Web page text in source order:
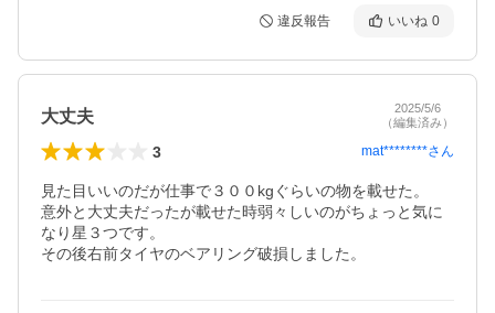
違反報告 いいね 0
大丈夫
2025/5/6
（編集済み）
3 mat********さん
見た目いいのだが仕事で３００kgぐらいの物を載せた。
意外と大丈夫だったが載せた時弱々しいのがちょっと気に
なり星３つです。